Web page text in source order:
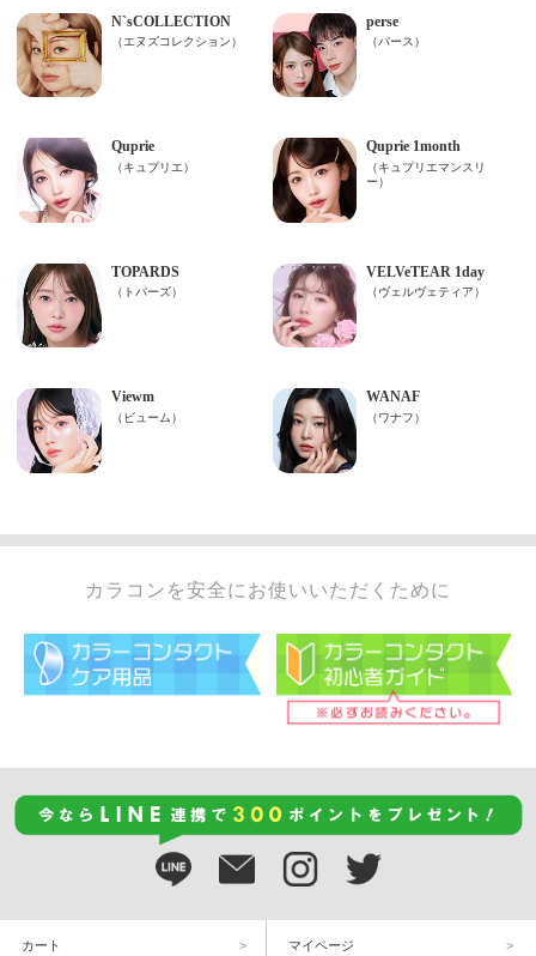
カラコンを安全にお使いいただくために
カート マイページ